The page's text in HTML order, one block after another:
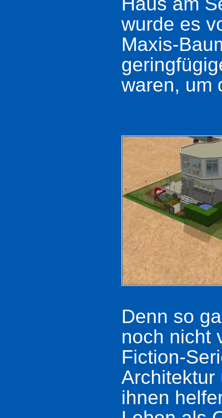
wurde es
Maxis-
waren, um
Denn so
noch nicht
Fiction-
Architektur
ihnen